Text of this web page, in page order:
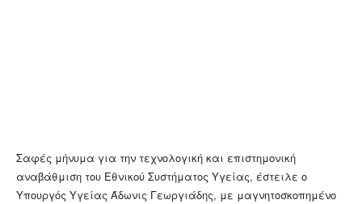
Σαφές μήνυμα για την τεχνολογική και επιστημονική
αναβάθμιση του Εθνικού Συστήματος Υγείας, έστειλε ο
Υπουργός Υγείας Άδωνις Γεωργιάδης, με μαγνητοσκοπημένο